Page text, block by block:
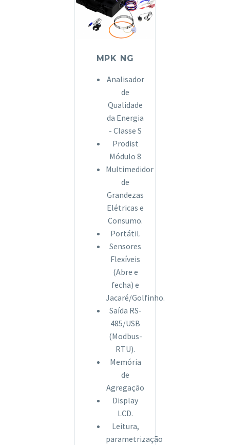
MPK NG
Analisador
de
Qualidade
da Energia
- Classe S
Prodist
Módulo 8
Multimedidor
de
Grandezas
Elétricas e
Consumo.
Portátil.
Sensores
Flexíveis
(Abre e
fecha) e
Jacaré/Golfinho.
Saída RS-
485/USB
(Modbus-
RTU).
Memória
de
Agregação
Display
LCD.
Leitura,
parametrização